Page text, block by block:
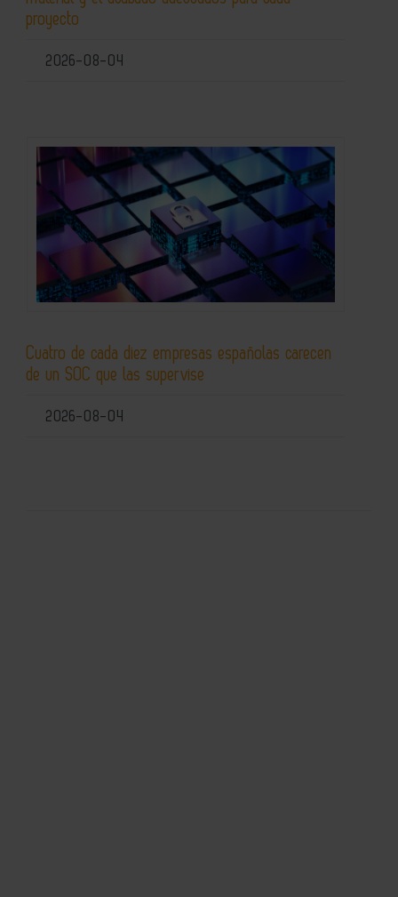
proyecto
2026-08-04
Cuatro de cada diez empresas españolas carecen
de un SOC que las supervise
2026-08-04